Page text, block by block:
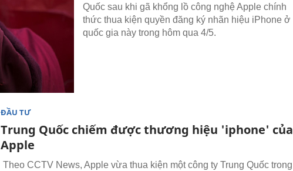
Quốc sau khi gã khổng lồ công nghệ Apple chính
thức thua kiện quyền đăng ký nhãn hiệu iPhone ở
quốc gia này trong hôm qua 4/5.
ĐẦU TƯ
Trung Quốc chiếm được thương hiệu 'iphone' của
Apple
Theo CCTV News, Apple vừa thua kiện một công ty Trung Quốc trong